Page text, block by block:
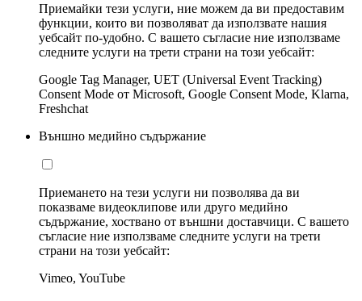
Приемайки тези услуги, ние можем да ви предоставим
функции, които ви позволяват да използвате нашия
уебсайт по-удобно. С вашето съгласие ние използваме
следните услуги на трети страни на този уебсайт:
Google Tag Manager, UET (Universal Event Tracking)
Consent Mode от Microsoft, Google Consent Mode, Klarna,
Freshchat
Външно медийно съдържание
Приемането на тези услуги ни позволява да ви
показваме видеоклипове или друго медийно
съдържание, хоствано от външни доставчици. С вашето
съгласие ние използваме следните услуги на трети
страни на този уебсайт:
Vimeo, YouTube